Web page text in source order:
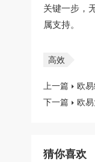
关键一步，
属支持。
高效
上一篇
欧
下一篇
欧
猜你喜欢